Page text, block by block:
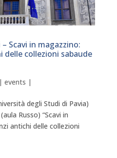
Scavi in magazzino:
delle collezioni sabaude
| events |
degli Studi di Pavia)
Russo) “Scavi in
antichi delle collezioni